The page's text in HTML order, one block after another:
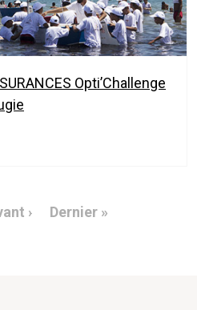
Opti’Challenge
›Page suivante
Dernier »